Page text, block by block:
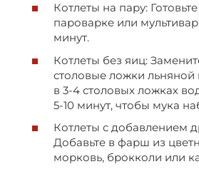
Котлеты на пару:
пароварке или
минут.
Котлеты без яиц:
столовые ложки льняной
в 3-4 столовых ложках
5-10 минут, чтобы мука
Котлеты с добавлением
Добавьте в фарш из
морковь, брокколи или